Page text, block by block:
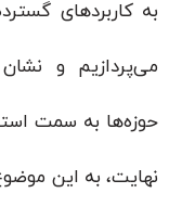
به کاربردهای
می‌پردازیم و
حوزه‌ها به سمت
نهایت، به این